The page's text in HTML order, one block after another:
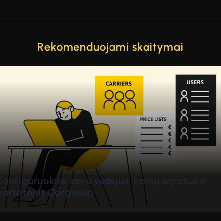
Rekomenduojami skaitymai